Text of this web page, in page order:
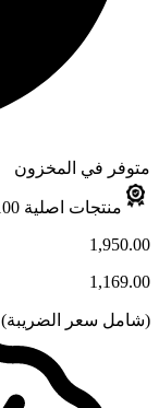
متوفر في المخزون
منتجات اصلية 100%
1,950.00
1,169.00
(شامل سعر الضريبة)